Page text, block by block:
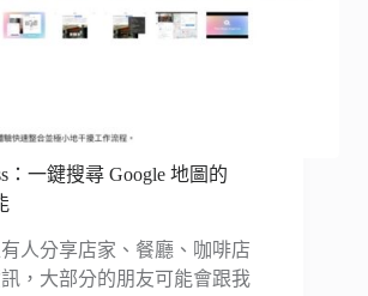
：一鍵搜尋 Google 地圖的
人分享店家、餐廳、咖啡店
，大部分的朋友可能會跟我